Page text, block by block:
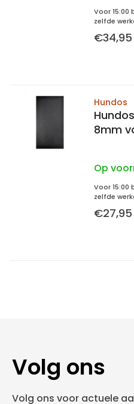
Voor 15:00
zelfde
€34,95
Hundos
8mm
Op
Voor 15:00
zelfde
€27,95
Volg ons
Volg ons voor actuele